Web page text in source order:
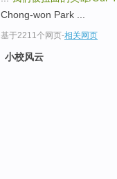
Chong-won Park ...
基于2211个网页-相关网页
小校风云